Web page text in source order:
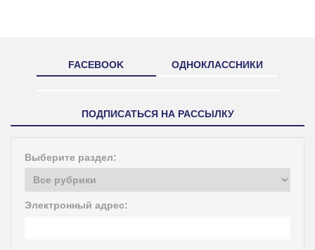
FACEBOOK ОДНОКЛАССНИКИ
ПОДПИСАТЬСЯ НА РАССЫЛКУ
Выберите раздел:
Электронный адрес: